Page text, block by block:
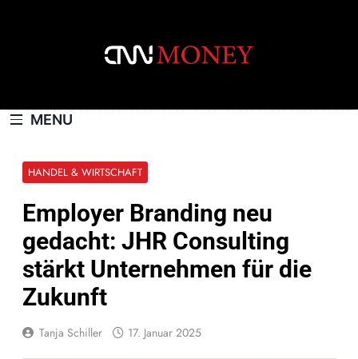
MENU
HANDEL & WIRTSCHAFT
Employer Branding neu
gedacht: JHR Consulting
stärkt Unternehmen für die
Zukunft
Tanja Schiller 17. Januar 2025